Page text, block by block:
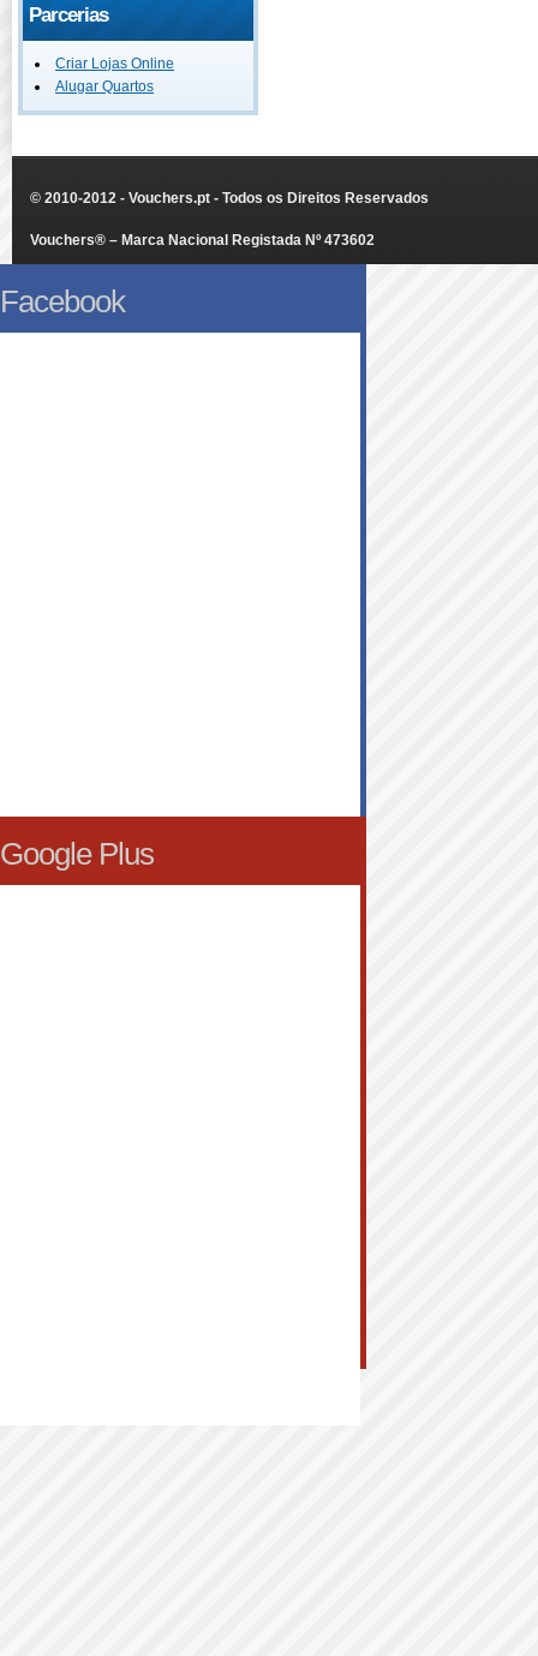
Parcerias
Criar Lojas Online
Alugar Quartos
© 2010-2012 - Vouchers.pt - Todos os Direitos Reservados
Vouchers® – Marca Nacional Registada Nº 473602
Facebook
Google Plus